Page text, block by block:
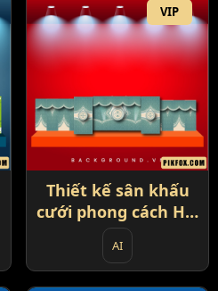
VIP
Thiết kế sân khấu
cưới phong cách Hồi
giáo (86)
AI